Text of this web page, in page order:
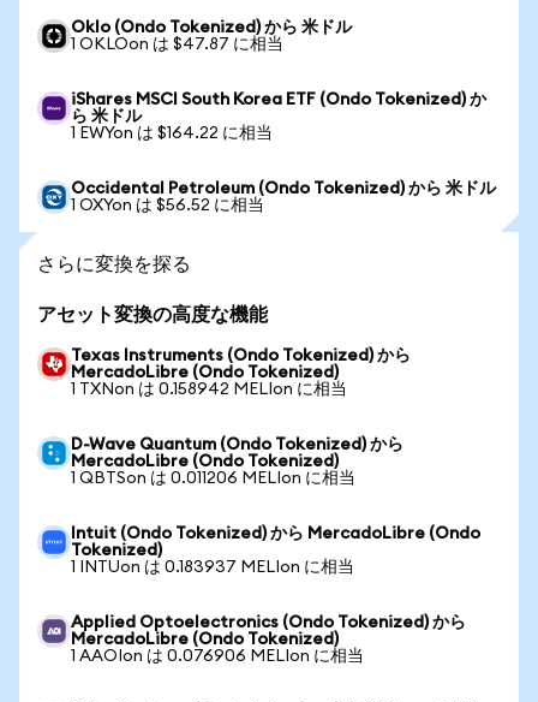
Oklo (Ondo Tokenized) から 米ドル
1 OKLOon は $47.87 に相当
iShares MSCI South Korea ETF (Ondo Tokenized) か
ら 米ドル
1 EWYon は $164.22 に相当
Occidental Petroleum (Ondo Tokenized) から 米ドル
1 OXYon は $56.52 に相当
さらに変換を探る
アセット変換の高度な機能
Texas Instruments (Ondo Tokenized) から
MercadoLibre (Ondo Tokenized)
1 TXNon は 0.158942 MELIon に相当
D-Wave Quantum (Ondo Tokenized) から
MercadoLibre (Ondo Tokenized)
1 QBTSon は 0.011206 MELIon に相当
Intuit (Ondo Tokenized) から MercadoLibre (Ondo
Tokenized)
1 INTUon は 0.183937 MELIon に相当
Applied Optoelectronics (Ondo Tokenized) から
MercadoLibre (Ondo Tokenized)
1 AAOIon は 0.076906 MELIon に相当